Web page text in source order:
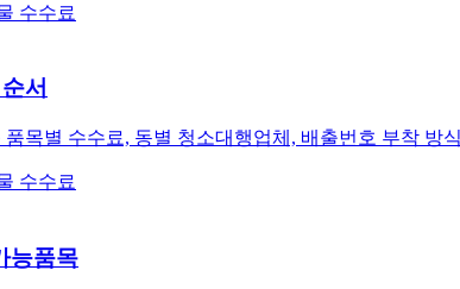
수수료
서
목별 수수료, 동별 청소대행업체, 배출번호 부착 방
수수료
능품목